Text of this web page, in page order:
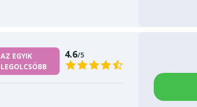
AZ EGYIK
LEGOLCSÓBB
4.6/5